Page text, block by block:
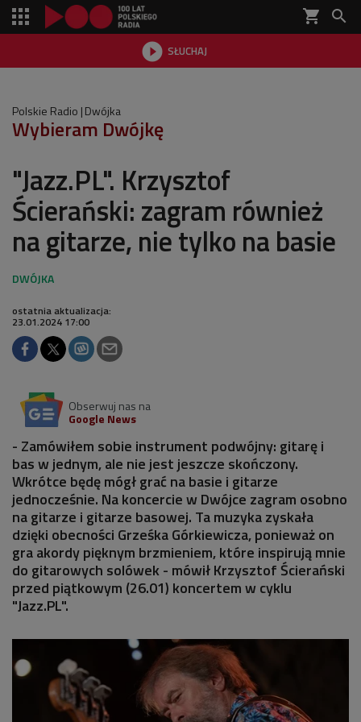
shopping_cart 
 SŁUCHAJ

Polskie Radio Dwójka
Wybieram Dwójkę
"Jazz.PL". Krzysztof
Ścierański: zagram również
na gitarze, nie tylko na basie
ostatnia aktualizacja:
23.01.2024 17:00
Obserwuj nas na
Google News
- Zamówiłem sobie instrument podwójny: gitarę i
bas w jednym, ale nie jest jeszcze skończony.
Wkrótce będę mógł grać na basie i gitarze
jednocześnie. Na koncercie w Dwójce zagram osobno
na gitarze i gitarze basowej. Ta muzyka zyskała
dzięki obecności Grześka Górkiewicza, ponieważ on
gra akordy pięknym brzmieniem, które inspirują mnie
do gitarowych solówek - mówił Krzysztof Ścierański
przed piątkowym (26.01) koncertem w cyklu
"Jazz.PL".